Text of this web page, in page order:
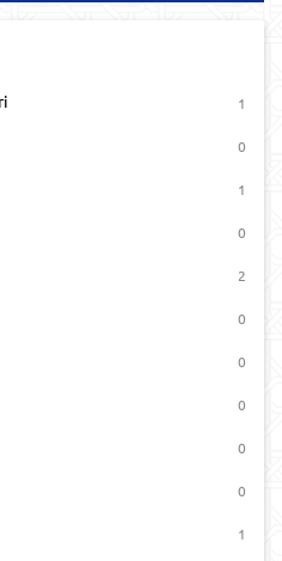
1
0
1
0
2
0
0
0
0
0
1